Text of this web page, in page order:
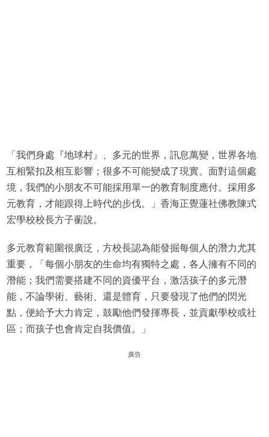
「我們身處『地球村』、多元的世界，訊息萬變，世界各地
互相緊扣及相互影響；很多不可能變成了現實。面對這個處
境，我們的小朋友不可能採用單一的教育制度應付。採用多
元教育，才能跟得上時代的步伐。」香海正覺蓮社佛教陳式
宏學校校長方子蘅說。
多元教育範圍很廣泛，方校長認為能發掘每個人的潛力尤其
重要，「每個小朋友的生命均有獨特之處，各人擁有不同的
潛能；我們需要搭建不同的資優平台，激活孩子的多元潛
能，不論學術、藝術、還是體育，只要發現了他們的閃光
點，便給予大力肯定，鼓勵他們發揮專長，並貢獻學校或社
區；而孩子也會肯定自我價值。」
廣告